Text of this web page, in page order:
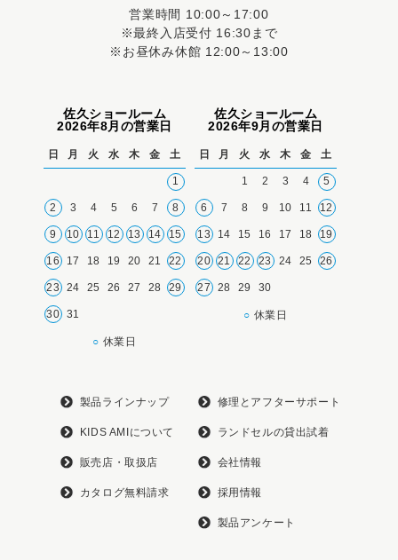
営業時間 10:00～17:00
※最終入店受付 16:30まで
※お昼休み休館 12:00～13:00
佐久ショールーム
2026年8月の営業日
日 月 火 水 木 金 土
1
2 3 4 5 6 7 8
9 10 11 12 13 14 15
16 17 18 19 20 21 22
23 24 25 26 27 28 29
30 31
○ 休業日
佐久ショールーム
2026年9月の営業日
日 月 火 水 木 金 土
1 2 3 4 5
6 7 8 9 10 11 12
13 14 15 16 17 18 19
20 21 22 23 24 25 26
27 28 29 30
○ 休業日
製品ラインナップ
KIDS AMIについて
販売店・取扱店
カタログ無料請求
修理とアフターサポート
ランドセルの貸出試着
会社情報
採用情報
製品アンケート